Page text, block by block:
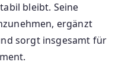
bleibt. Seine
ergänzt
sorgt insgesamt für